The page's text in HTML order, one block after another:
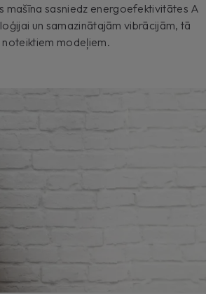
sasniedz energoefektivitātes A
un samazinātajām vibrācijām, tā
modeļiem.